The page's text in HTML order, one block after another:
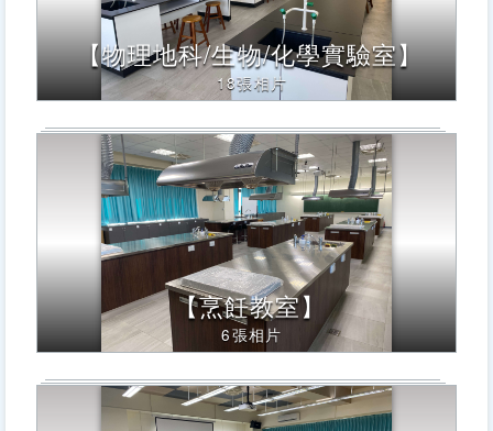
【物理地科/生物/化學實驗室】
18張相片
【烹飪教室】
6張相片